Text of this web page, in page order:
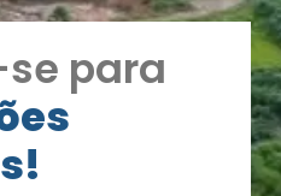
para